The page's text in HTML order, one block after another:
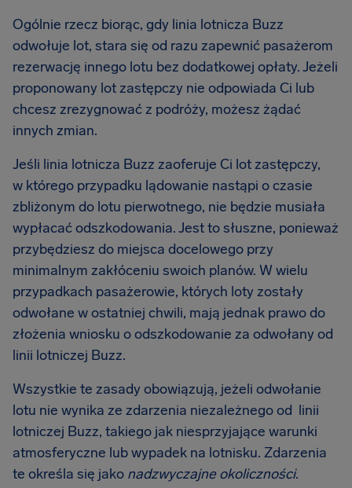
Ogólnie rzecz biorąc, gdy linia lotnicza Buzz
odwołuje lot, stara się od razu zapewnić pasażerom
rezerwację innego lotu bez dodatkowej opłaty. Jeżeli
proponowany lot zastępczy nie odpowiada Ci lub
chcesz zrezygnować z podróży, możesz żądać
innych zmian.
Jeśli linia lotnicza Buzz zaoferuje Ci lot zastępczy,
w którego przypadku lądowanie nastąpi o czasie
zbliżonym do lotu pierwotnego, nie będzie musiała
wypłacać odszkodowania. Jest to słuszne, ponieważ
przybędziesz do miejsca docelowego przy
minimalnym zakłóceniu swoich planów. W wielu
przypadkach pasażerowie, których loty zostały
odwołane w ostatniej chwili, mają jednak prawo do
złożenia wniosku o odszkodowanie za odwołany od
linii lotniczej Buzz.
Wszystkie te zasady obowiązują, jeżeli odwołanie
lotu nie wynika ze zdarzenia niezależnego od linii
lotniczej Buzz, takiego jak niesprzyjające warunki
atmosferyczne lub wypadek na lotnisku. Zdarzenia
te określa się jako nadzwyczajne okoliczności.